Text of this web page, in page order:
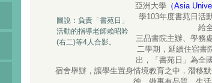
圖說：負責「書苑日」
活動的指導老師賴昭吟
(右二)等4人合影。
亞洲大學 （Asia
學103年度書苑日活
給
三品書院主辦、學務
二學期，延續住宿書
出，「書苑日」為全
宿舍舉辦，讓學生置身情境教育之中，潛移